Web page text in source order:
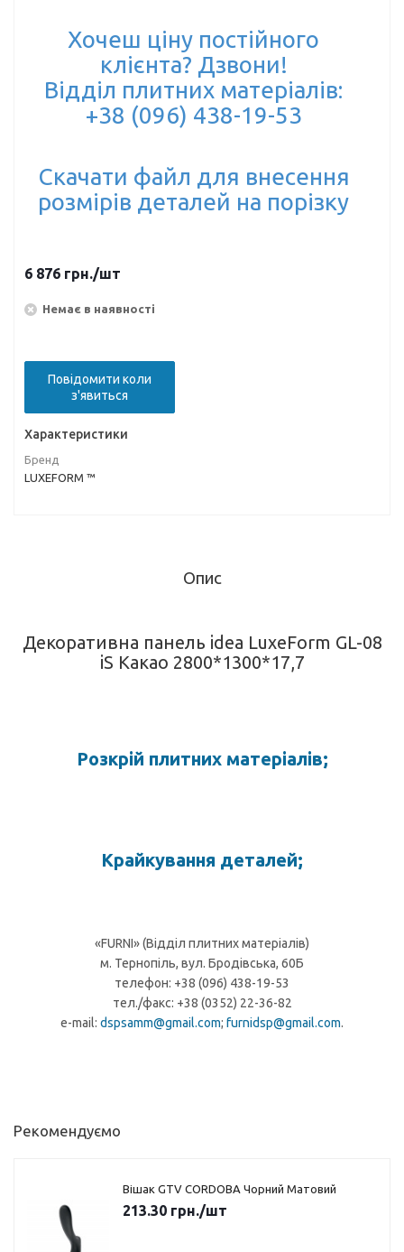
Хочеш ціну постійного
клієнта? Дзвони!
Відділ плитних матеріалів:
+38 (096) 438-19-53
Скачати файл для внесення
розмірів деталей на порізку
6 876 грн./шт
Немає в наявності
Повідомити коли
з'явиться
Характеристики
Бренд
LUXEFORM ™
Опис
Декоративна панель idea LuxeForm GL-08
iS Какао 2800*1300*17,7
Розкрій плитних матеріалів;
Крайкування деталей;
«FURNI» (Відділ плитних матеріалів)
м. Тернопіль, вул. Бродівська, 60Б
телефон: +38 (096) 438-19-53
тел./факс: +38 (0352) 22-36-82
e-mail: dspsamm@gmail.com; furnidsp@gmail.com.
Рекомендуємо
Вішак GTV CORDOBA Чорний Матовий
213.30 грн./шт